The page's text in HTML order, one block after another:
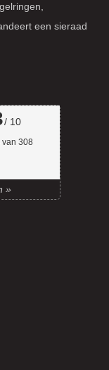
een sieraad
/ 10
van 308
»